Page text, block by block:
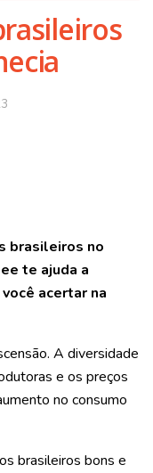
brasileiros no
te ajuda a
acertar na
A diversidade
e os preços
no consumo
brasileiros bons e